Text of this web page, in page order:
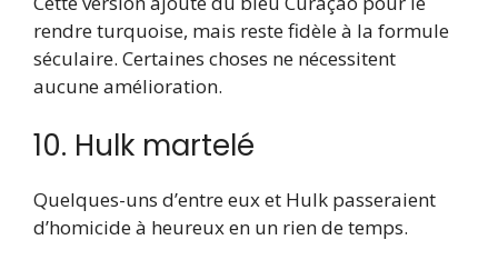
rendre turquoise, mais reste fidèle à la formule
séculaire. Certaines choses ne nécessitent
aucune amélioration.
10. Hulk martelé
Quelques-uns d’entre eux et Hulk passeraient
d’homicide à heureux en un rien de temps.